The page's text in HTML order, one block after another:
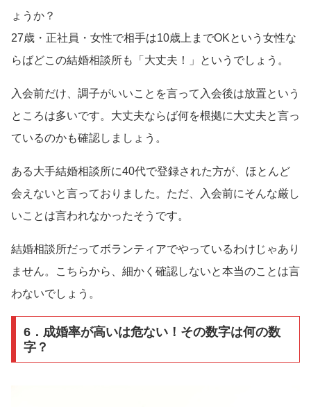
ょうか？
27歳・正社員・女性で相手は10歳上までOKという女性な
らばどこの結婚相談所も「大丈夫！」というでしょう。
入会前だけ、調子がいいことを言って入会後は放置という
ところは多いです。大丈夫ならば何を根拠に大丈夫と言っ
ているのかも確認しましょう。
ある大手結婚相談所に40代で登録された方が、ほとんど
会えないと言っておりました。ただ、入会前にそんな厳し
いことは言われなかったそうです。
結婚相談所だってボランティアでやっているわけじゃあり
ません。こちらから、細かく確認しないと本当のことは言
わないでしょう。
6．成婚率が高いは危ない！その数字は何の数
字？